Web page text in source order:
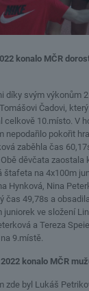
konalo MČR
díky svým výkonům
Čadovi,
celkově 10.místo. V
nepodařilo pokořit
zaběhla čas
děvčata zaostala
štafeta na 4x100m
Hynková, Nina
čas 49,78s a
ve složení
a Tereza
9.místě.
konalo MČR
zde byl Lukáš